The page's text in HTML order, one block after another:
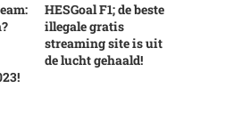
HESGoal F1; de beste
illegale gratis
streaming site is uit
de lucht gehaald!